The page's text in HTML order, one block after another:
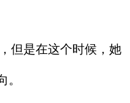
但是在这个时候，她